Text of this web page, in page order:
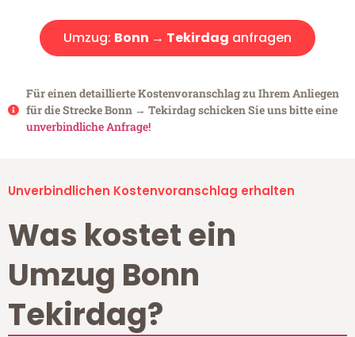
Umzug: Bonn → Tekirdag anfragen
Für einen detaillierte Kostenvoranschlag zu Ihrem Anliegen
für die Strecke Bonn → Tekirdag schicken Sie uns bitte eine
unverbindliche Anfrage!
Unverbindlichen Kostenvoranschlag erhalten
Was kostet ein
Umzug Bonn
Tekirdag?